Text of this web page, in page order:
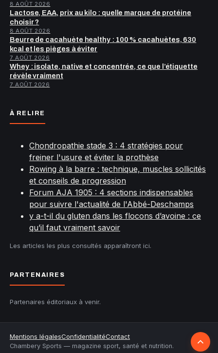
8 AOÛT 2026
Lactose, EAA, prix au kilo : quelle marque de protéine
choisir ?
8 AOÛT 2026
Beurre de cacahuète healthy : 100 % cacahuètes, 630
kcal et les pièges à éviter
7 AOÛT 2026
Whey : isolate, native et concentrée, ce que l’étiquette
révèle vraiment
7 AOÛT 2026
À RELIRE
Chondropathie stade 3 : 4 stratégies pour
freiner l'usure et éviter la prothèse
Rowing à la barre : technique, muscles sollicités
et conseils de progression
Forum AJA 1905 : 4 sections indispensables
pour suivre l'actualité de l'Abbé-Deschamps
y a-t-il du gluten dans les flocons d’avoine : ce
qu’il faut vraiment savoir
Les articles les plus consultés apparaîtront ici.
PARTENAIRES
Partenaires éditoriaux à venir.
Mentions légalesConfidentialitéContact
Chambery Sports — magazine sport, santé et nutrition.